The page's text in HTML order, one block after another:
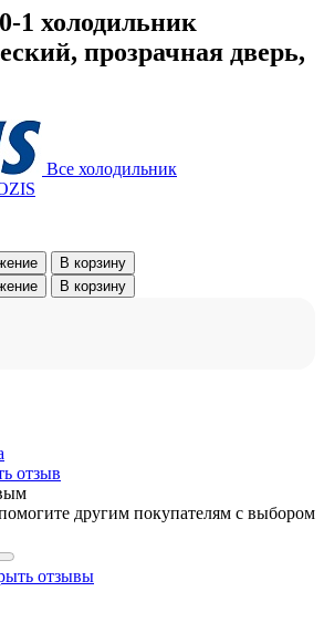
1 холодильник
прозрачная дверь,
Все холодильник
В корзину
В корзину
отзыв
другим покупателям с выбором
отзывы